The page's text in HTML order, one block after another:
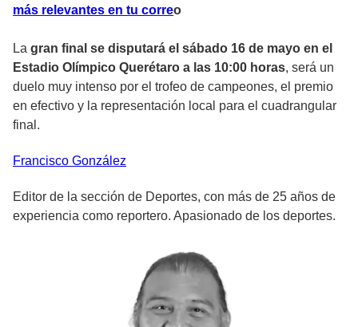
más relevantes en tu correo
La gran final se disputará el sábado 16 de mayo en el
Estadio Olímpico Querétaro a las 10:00 horas, será un
duelo muy intenso por el trofeo de campeones, el premio
en efectivo y la representación local para el cuadrangular
final.
Francisco González
Editor de la sección de Deportes, con más de 25 años de
experiencia como reportero. Apasionado de los deportes.